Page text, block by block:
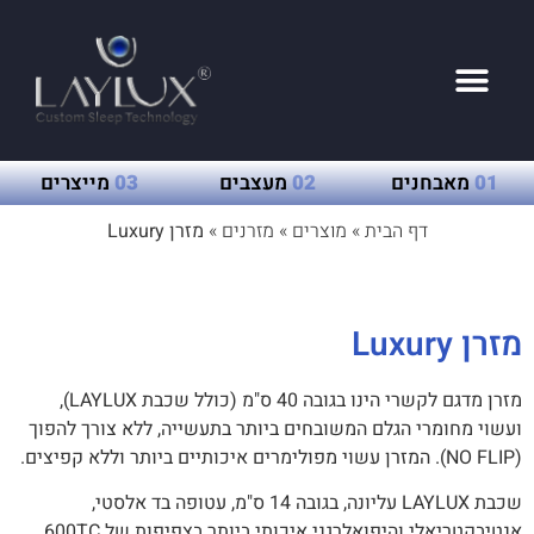
01מאבחנים 02מעצבים 03מייצרים
דף הבית» מוצרים » מזרנים » מזרן Luxury
מזרן Luxury
מזרן מדגם לקשרי הינו בגובה 40 ס"מ (כולל שכבת LAYLUX),
ועשוי מחומרי הגלם המשובחים ביותר בתעשייה, ללא צורך להפוך
(NO FLIP). המזרן עשוי מפולימרים איכותיים ביותר וללא קפיצים.
שכבת LAYLUX עליונה, בגובה 14 ס"מ, עטופה בד אלסטי,